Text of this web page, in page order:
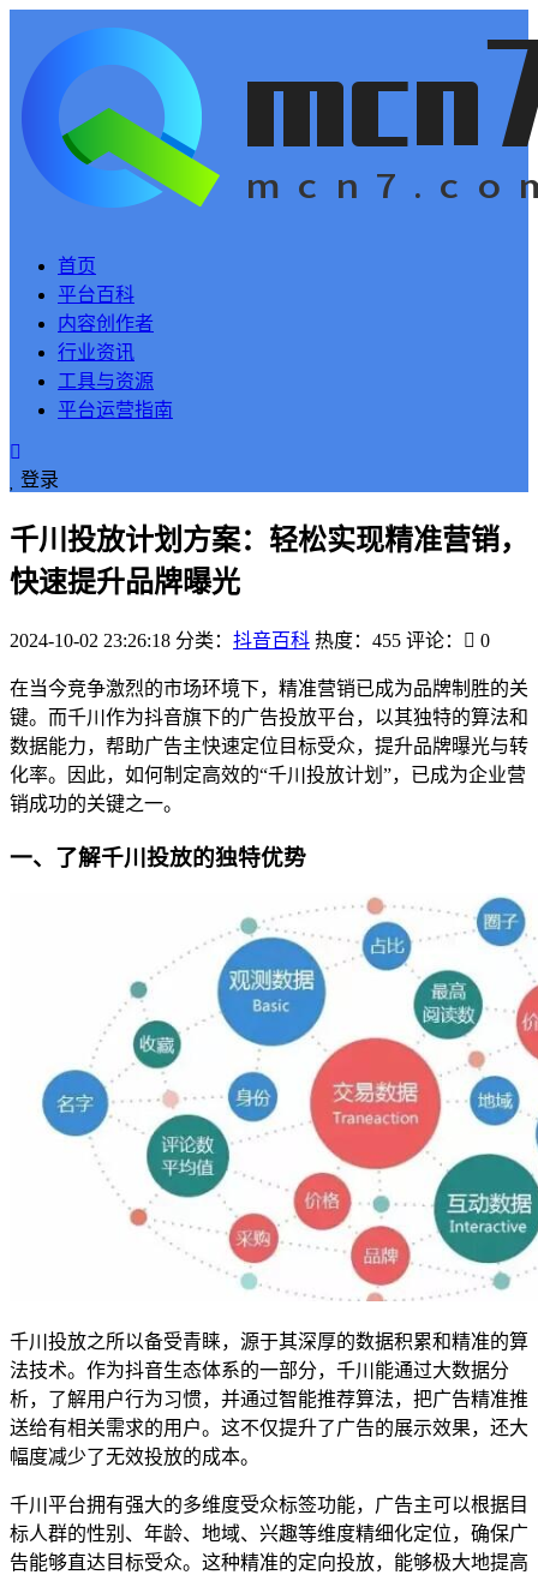
首页
平台百科
内容创作者
行业资讯
工具与资源
平台运营指南
登录
千川投放计划方案：轻松实现精准营销，
快速提升品牌曝光
2024-10-02 23:26:18 分类： 抖音百科 热度：455 评论： 0
在当今竞争激烈的市场环境下，精准营销已成为品牌制胜的关
键。而千川作为抖音旗下的广告投放平台，以其独特的算法和
数据能力，帮助广告主快速定位目标受众，提升品牌曝光与转
化率。因此，如何制定高效的“千川投放计划”，已成为企业营
销成功的关键之一。
一、了解千川投放的独特优势
千川投放之所以备受青睐，源于其深厚的数据积累和精准的算
法技术。作为抖音生态体系的一部分，千川能通过大数据分
析，了解用户行为习惯，并通过智能推荐算法，把广告精准推
送给有相关需求的用户。这不仅提升了广告的展示效果，还大
幅度减少了无效投放的成本。
千川平台拥有强大的多维度受众标签功能，广告主可以根据目
标人群的性别、年龄、地域、兴趣等维度精细化定位，确保广
告能够直达目标受众。这种精准的定向投放，能够极大地提高